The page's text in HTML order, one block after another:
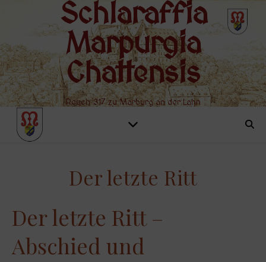
Schlaraffia
Marpurgia
Chattensis
Reych 317 zu Marburg an der Lahn
Der letzte Ritt
Der letzte Ritt –
Abschied und